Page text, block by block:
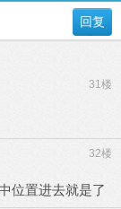
回复
31楼
32楼
位置进去就是了